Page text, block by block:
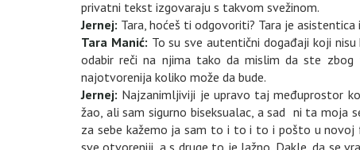
privatni tekst izgovaraju s takvom svežinom.
Jernej: Tara, hoćeš ti odgovoriti? Tara je asistentica
Tara Manić: To su sve autentični događaji koji
odabir reči na njima tako da mislim da ste
najotvorenija koliko može da bude.
Jernej: Najzanimljiviji je upravo taj međuprostor
žao, ali sam sigurno biseksualac, a sad ni ta moja
za sebe kažemo ja sam to i to i to i pošto u
sve otvoreniji, a s druge to je lažno. Dakle, da se